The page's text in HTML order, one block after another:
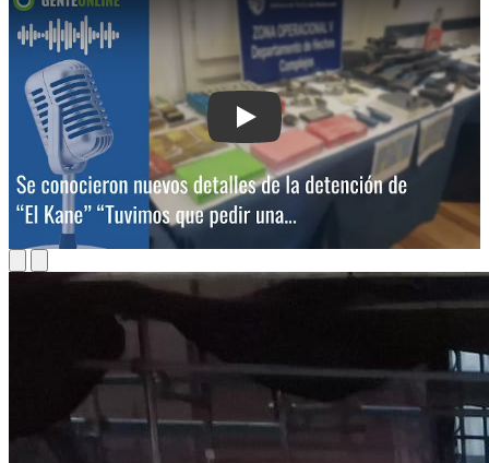
Play: Se conocieron nuevos detalles